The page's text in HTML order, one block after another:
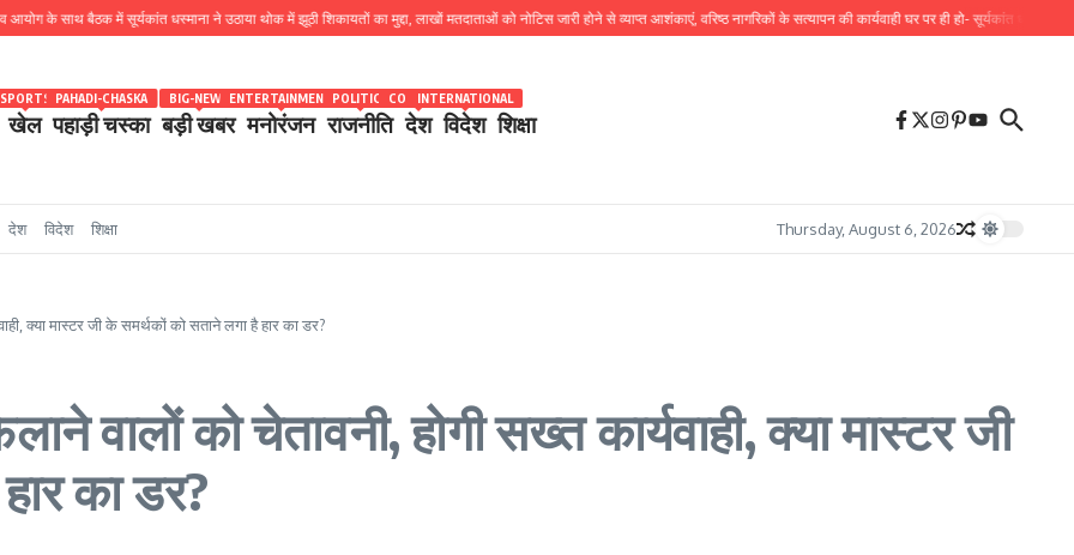
बैठक में सूर्यकांत धस्माना ने उठाया थोक में झूठी शिकायतों का मुद्दा, लाखों मतदाताओं को नोटिस जारी होने से व्याप्त आशंकाएं, वरिष्ठ नागरिकों के सत्यापन की कार्यवाही घर पर ही हो- सूर्यकांत धस्माना
खेल
SPORTS
पहाड़ी चस्का
PAHADI-CHASKA
बड़ी खबर
BIG-NEWS
मनोरंजन
ENTERTAINMENT
राजनीति
POLITICS
देश
COUNTRY
विदेश
INTERNATIONAL
शिक्षा
देश विदेश शिक्षा Thursday, August 6, 2026
क्या मास्टर जी के समर्थकों को सताने लगा है हार का डर?
वालों को चेतावनी, होगी सख्त कार्यवाही, क्या मास्टर जी
का डर?